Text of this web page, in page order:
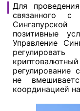
Для
связанного
позитивные
Управление
регулирование
не
координацией